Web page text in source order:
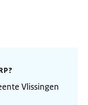
Vlissingen